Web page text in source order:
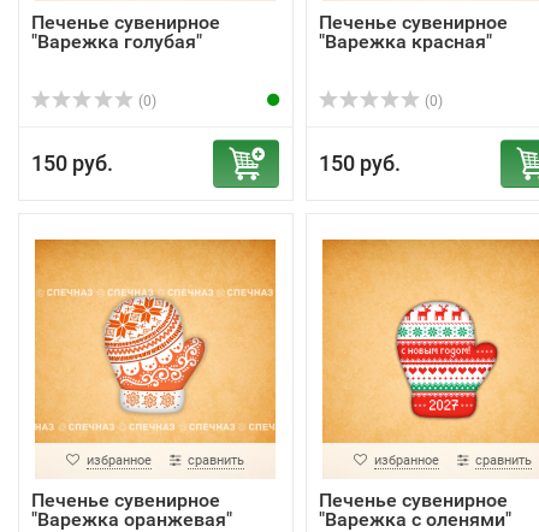
Печенье сувенирное
"Варежка голубая"
(0)
150 руб.
Печенье сувенирное
"Варежка красная"
(0)
150 руб.
избранное сравнить
Печенье сувенирное
"Варежка оранжевая"
избранное сравнить
Печенье сувенирное
"Варежка с оленями"